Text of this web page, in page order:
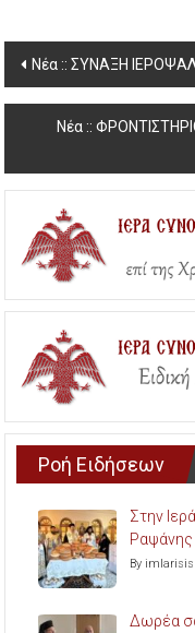
Post
navigation
Νέα :: ΣΥΝΑΞΗ
Νέα ::
Ροή Ειδήσεων
Στην
By
Δωρέα